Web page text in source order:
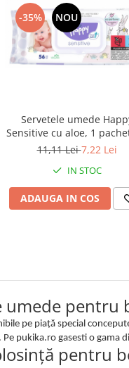
-35% NOU
Servetele umede
Sensitive cu aloe, 1
bucati
11,11 Lei7,22 Lei
IN STOC
ADAUGA IN COS
umede pentru
pe piață special
pukika.ro gasesti o gama
pentru